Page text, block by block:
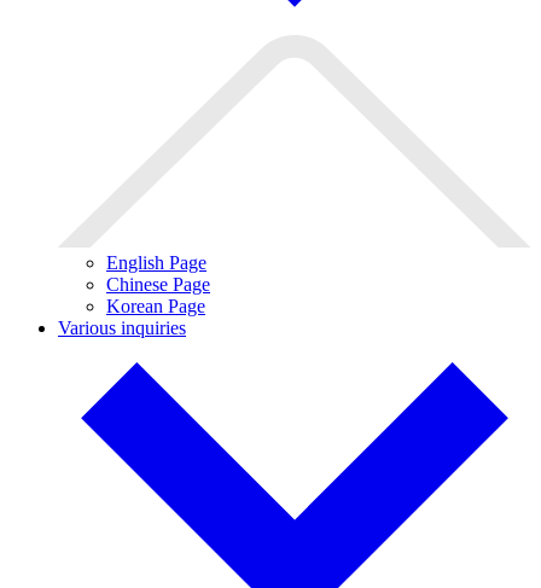
English Page
Chinese Page
Korean Page
Various inquiries